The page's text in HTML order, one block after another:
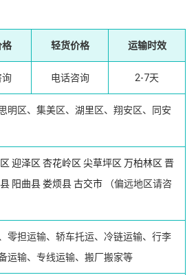
格 轻货价格 运输时效
询 电话咨询 2-7天
明区、集美区、湖里区、翔安区、同安
迎泽区 杏花岭区 尖草坪区 万柏林区 晋
阳曲县娄烦县古交市 （偏远地区请咨
零担运输、轿车托运、冷链运输、行李
运输、专线运输、搬厂搬家等